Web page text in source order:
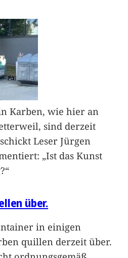
Karben, wie hier an
sind derzeit
Leser Jürgen
„Ist das Kunst
über.
in einigen
quillen derzeit über.